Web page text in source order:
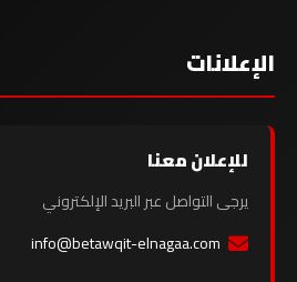
الإعلانات
للإعلان معنا
يرجى التواصل عبر البريد الإلكتروني
info@betawqit-elnagaa.com